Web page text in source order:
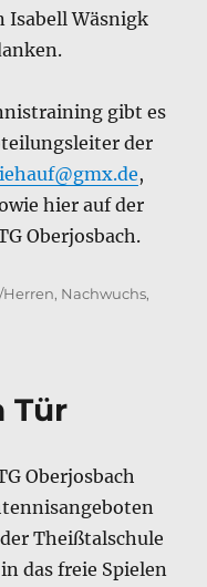
Isabell Wäsnigk
gibt es
der
,
hier auf der
Oberjosbach.
, Nachwuchs,
Tür
Oberjosbach
Theißtalschule
das freie Spielen